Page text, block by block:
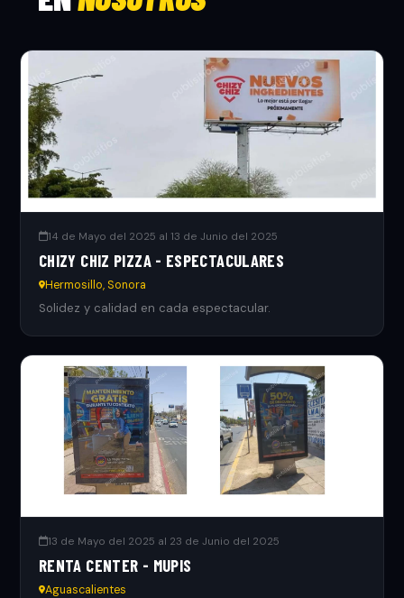
14 de Mayo del 2025 al 13 de Junio del 2025
CHIZY CHIZ PIZZA - ESPECTACULARES
Hermosillo, Sonora
Solidez y calidad en cada espectacular.
13 de Mayo del 2025 al 23 de Junio del 2025
RENTA CENTER - MUPIS
Aguascalientes